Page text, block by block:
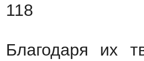
118
Благодаря их